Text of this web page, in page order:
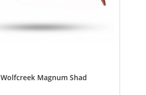
Wolfcreek Magnum Shad